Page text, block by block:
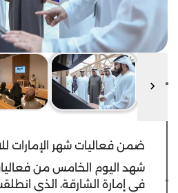
ضمن فعاليات شهر الإمارات
شهد اليوم الخامس من فعاليات